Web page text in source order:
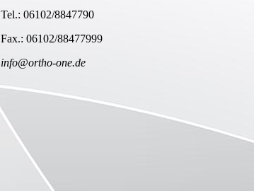
Tel.: 06102/8847790
Fax.: 06102/88477999
info@ortho-one.de